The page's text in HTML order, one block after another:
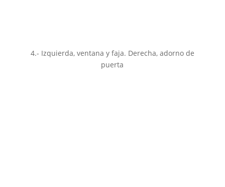
4.- Izquierda, ventana y faja. Derecha, adorno de
puerta